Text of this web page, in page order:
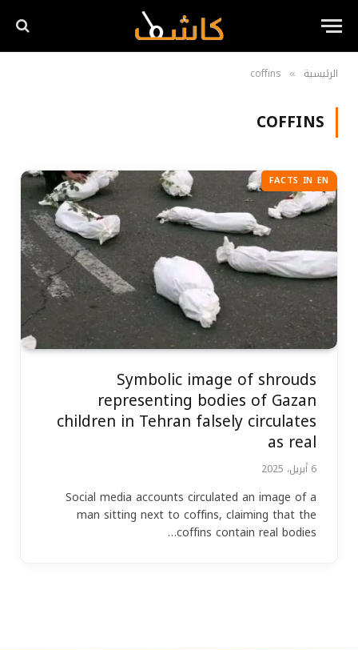
الرئيسية »
coffins
COFFINS
FACTS IN EN
Symbolic image of shrouds
representing bodies of Gazan
children in Tehran falsely circulates
as real
6 أبريل، 2025
Social media accounts circulated an image of a
man sitting next to coffins, claiming that the
coffins contain real bodies…